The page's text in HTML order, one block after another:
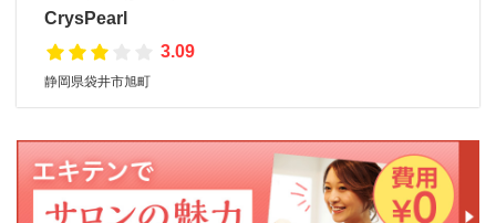
CrysPearl
3.09
静岡県袋井市旭町